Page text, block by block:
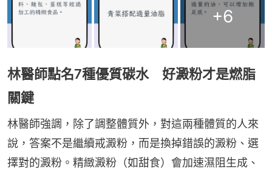
+6
林醫師點名7種優質碳水 好澱粉才是燃脂
關鍵
林醫師強調，除了調整體質外，對這兩種體質的人來
說，答案不是繼續戒澱粉，而是換掉錯誤的澱粉、選
擇對的澱粉。精緻澱粉（如甜食）會加速濕阻生成、